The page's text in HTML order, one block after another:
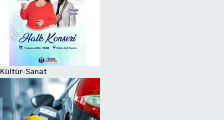
Kültür-Sanat